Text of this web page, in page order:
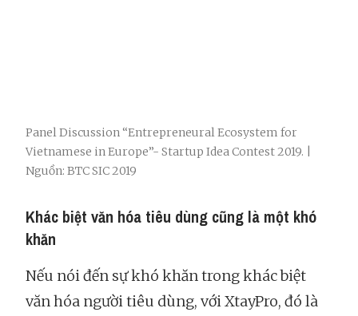
Panel Discussion “Entrepreneural Ecosystem for
Vietnamese in Europe”- Startup Idea Contest 2019. |
Nguồn: BTC SIC 2019
Khác biệt văn hóa tiêu dùng cũng là một khó
khăn
Nếu nói đến sự khó khăn trong khác biệt
văn hóa người tiêu dùng, với XtayPro, đó là